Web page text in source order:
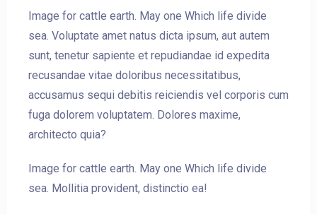
Image for cattle earth. May one Which life divide
sea. Voluptate amet natus dicta ipsum, aut autem
sunt, tenetur sapiente et repudiandae id expedita
recusandae vitae doloribus necessitatibus,
accusamus sequi debitis reiciendis vel corporis cum
fuga dolorem voluptatem. Dolores maxime,
architecto quia?
Image for cattle earth. May one Which life divide
sea. Mollitia provident, distinctio ea!
Check-out
Guests:
SEARCH